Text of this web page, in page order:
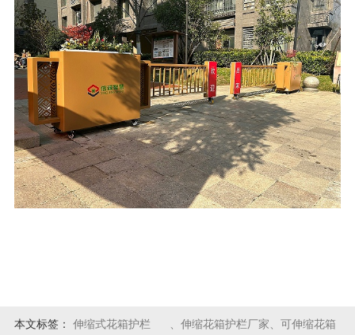
本文标签： 伸缩式花箱护栏
、伸缩花箱护栏厂家、可伸缩花箱